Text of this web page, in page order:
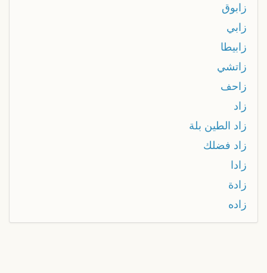
زابوق
زابي
زابيطا
زاتشي
زاحف
زاد
زاد الطين بلة
زاد فضلك
زادا
زادة
زاده